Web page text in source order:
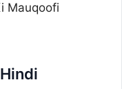
Mauqoofi